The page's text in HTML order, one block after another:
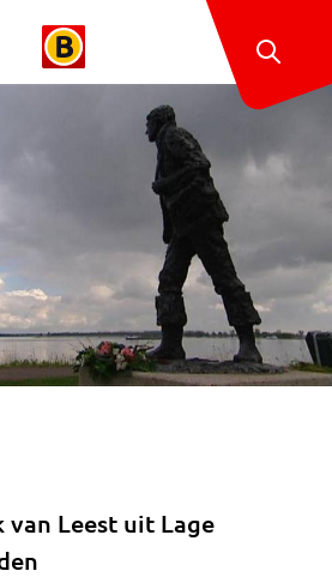
van Leest uit Lage